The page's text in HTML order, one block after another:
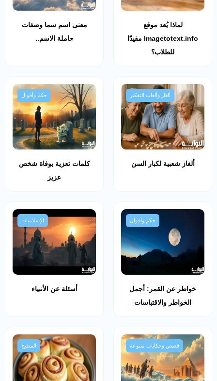
لماذا يُعد موقع
Imagetotext.info مفيدًا
للطلاب؟
معنى اسم سما وصفات
حاملة الاسم..
ألغاز وألعاب التفكير
ألغاز شعبية لكبار السن
حكم وأقوال
كلمات تعزية بوفاة شخص
عزيز
حكم وأقوال
خواطر عن القمر: أجمل
الخواطر والاقتباسات
الإسلاميات
أسئلة عن الأنبياء
قصص وحكايات متنوعة المطبخ